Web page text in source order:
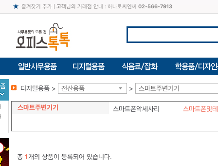
즐겨찾기 추가| 고객님의 거래점 안내 : 하나로씨엔씨 02-566-7913
디지털용품 > 전산용품 > 스마트주변기기
스마트주변기기 스마트폰악세사리 스마트폰및
총 1개의 상품이 등록되어 있습니다.